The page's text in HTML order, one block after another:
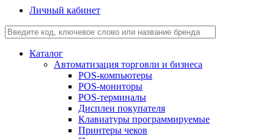
Личный кабинет
Каталог
Автоматизация торговли и бизнеса
POS-компьютеры
POS-мониторы
POS-терминалы
Дисплеи покупателя
Клавиатуры программируемые
Принтеры чеков